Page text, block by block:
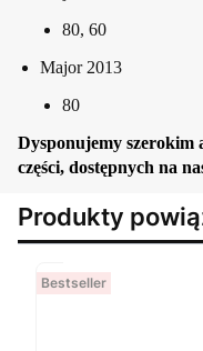
80, 60
Major 2013
80
Dysponujemy
części, dostępnych na
Produkty
Bestseller